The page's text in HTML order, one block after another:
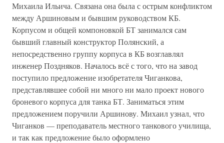
Михаила Ильича. Связана она была с острым конфликтом
между Аршиновым и бывшим руководством КБ.
Корпусом и общей компоновкой БТ занимался сам
бывший главный конструктор Полянский, а
непосредственно группу корпуса в КБ возглавлял
инженер Поздняков. Началось всё с того, что на завод
поступило предложение изобретателя Чиганкова,
представлявшее собой ни много ни мало проект нового
броневого корпуса для танка БТ. Заниматься этим
предложением поручили Аршинову. Михаил узнал, что
Чиганков — преподаватель местного танкового училища,
и так как предложение было оформлено